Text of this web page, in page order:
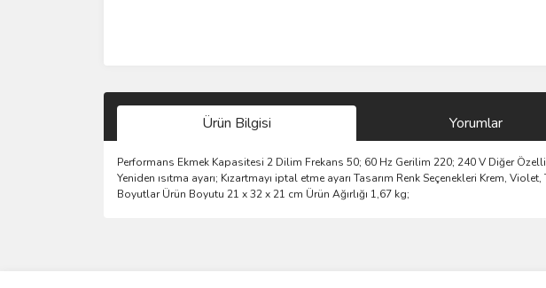
Ürün Bilgisi Yorumlar
Performans Ekmek Kapasitesi 2 Dilim Frekans 50; 60 Hz Gerilim 220; 240 V Diğer
Yeniden ısıtma ayarı; Kızartmayı iptal etme ayarı Tasarım Renk Seçenekleri Krem,
Boyutlar Ürün Boyutu 21 x 32 x 21 cm Ürün Ağırlığı 1,67 kg;